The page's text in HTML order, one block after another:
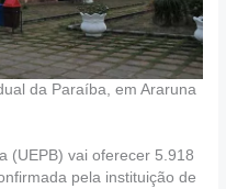
da Paraíba, em Araruna
(UEPB) vai oferecer 5.918
pela instituição de